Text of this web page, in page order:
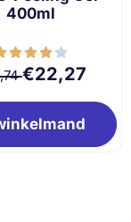
400ml
Van 24,74 voor
€22,27